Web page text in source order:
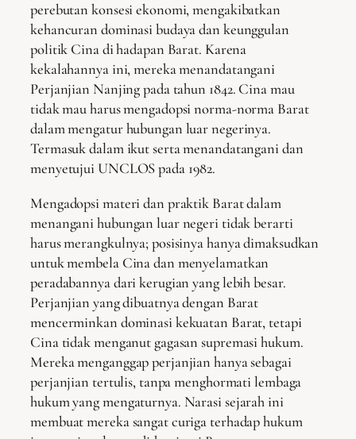
perebutan konsesi ekonomi, mengakibatkan
kehancuran dominasi budaya dan keunggulan
politik Cina di hadapan Barat. Karena
kekalahannya ini, mereka menandatangani
Perjanjian Nanjing pada tahun 1842. Cina mau
tidak mau harus mengadopsi norma-norma Barat
dalam mengatur hubungan luar negerinya.
Termasuk dalam ikut serta menandatangani dan
menyetujui UNCLOS pada 1982.
Mengadopsi materi dan praktik Barat dalam
menangani hubungan luar negeri tidak berarti
harus merangkulnya; posisinya hanya dimaksudkan
untuk membela Cina dan menyelamatkan
peradabannya dari kerugian yang lebih besar.
Perjanjian yang dibuatnya dengan Barat
mencerminkan dominasi kekuatan Barat, tetapi
Cina tidak menganut gagasan supremasi hukum.
Mereka menganggap perjanjian hanya sebagai
perjanjian tertulis, tanpa menghormati lembaga
hukum yang mengaturnya. Narasi sejarah ini
membuat mereka sangat curiga terhadap hukum